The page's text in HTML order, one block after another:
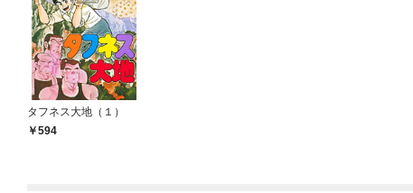
タフネス大地（１）
594